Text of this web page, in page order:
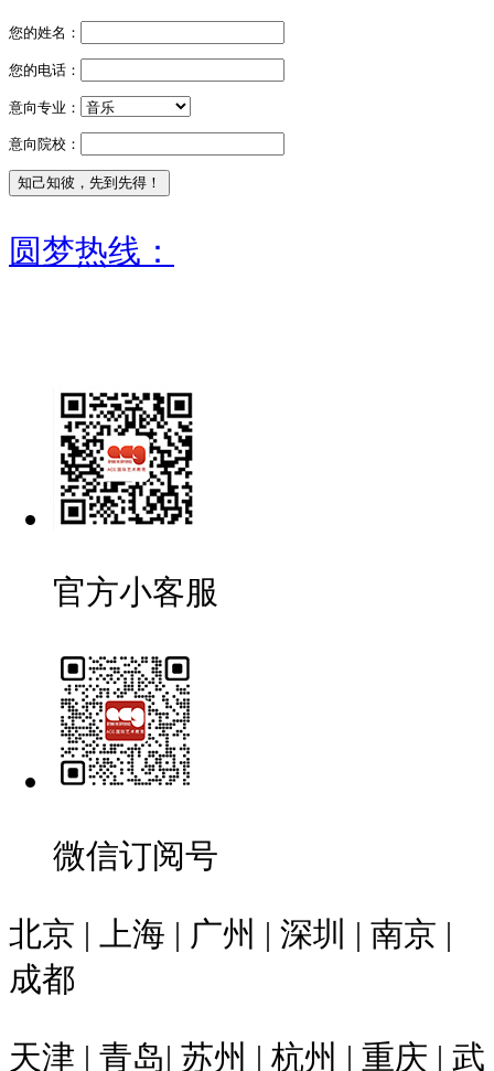
您的姓名：
您的电话：
意向专业：
意向院校：
圆梦热线：
官方小客服
微信订阅号
北京 | 上海 | 广州 | 深圳 | 南京 |
成都
天津 | 青岛| 苏州 | 杭州 | 重庆 | 武